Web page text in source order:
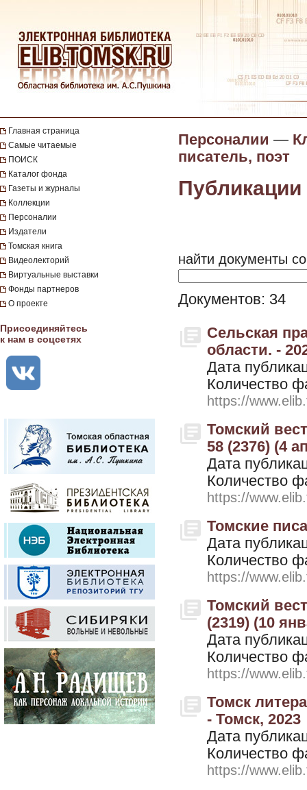
Главная страница
Самые читаемые
ПОИСК
Каталог фонда
Газеты и журналы
Коллекции
Персоналии
Издатели
Томская книга
Видеолекторий
Виртуальные выставки
Фонды партнеров
О проекте
Присоединяйтесь
к нам в соцсетях
Персоналии —
писатель, поэт
Публикации
найти документы
Документов: 34
Сельская
области. -
Дата
Количество
https://
Томский
58 (2376) (4
Дата
Количество
https://
Томские
Дата
Количество
https://
Томский
(2319) (10
Дата
Количество
https://
Томск
- Томск, 2023
Дата
Количество
https://